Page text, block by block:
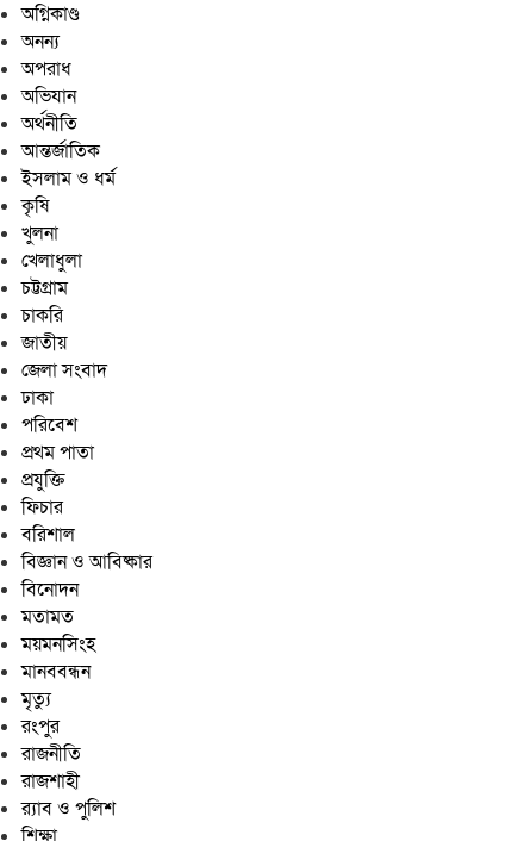
অগ্নিকাণ্ড
অনন্য
অপরাধ
অভিযান
অর্থনীতি
আন্তর্জাতিক
ইসলাম ও ধর্ম
কৃষি
খুলনা
খেলাধুলা
চট্টগ্রাম
চাকরি
জাতীয়
জেলা সংবাদ
ঢাকা
পরিবেশ
প্রথম পাতা
প্রযুক্তি
ফিচার
বরিশাল
বিজ্ঞান ও আবিষ্কার
বিনোদন
মতামত
ময়মনসিংহ
মানববন্ধন
মৃত্যু
রংপুর
রাজনীতি
রাজশাহী
র‍্যাব ও পুলিশ